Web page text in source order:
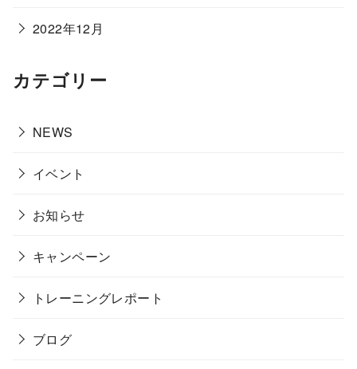
2022年12月
カテゴリー
NEWS
イベント
お知らせ
キャンペーン
トレーニングレポート
ブログ